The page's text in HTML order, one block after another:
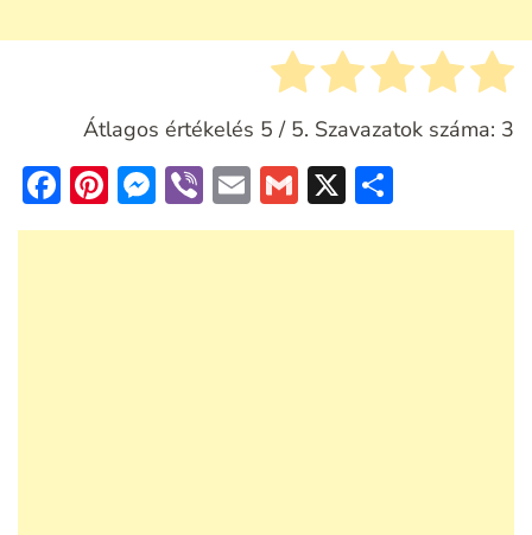
Átlagos értékelés 5 / 5. Szavazatok száma: 3
Facebook
Pinterest
Messenger
ViberEmailGmail
X
meg